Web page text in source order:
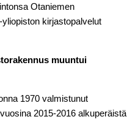
Otaniemen
kirjastopalvelut
muuntui
1970 valmistunut
2015-2016 alkuperäistä